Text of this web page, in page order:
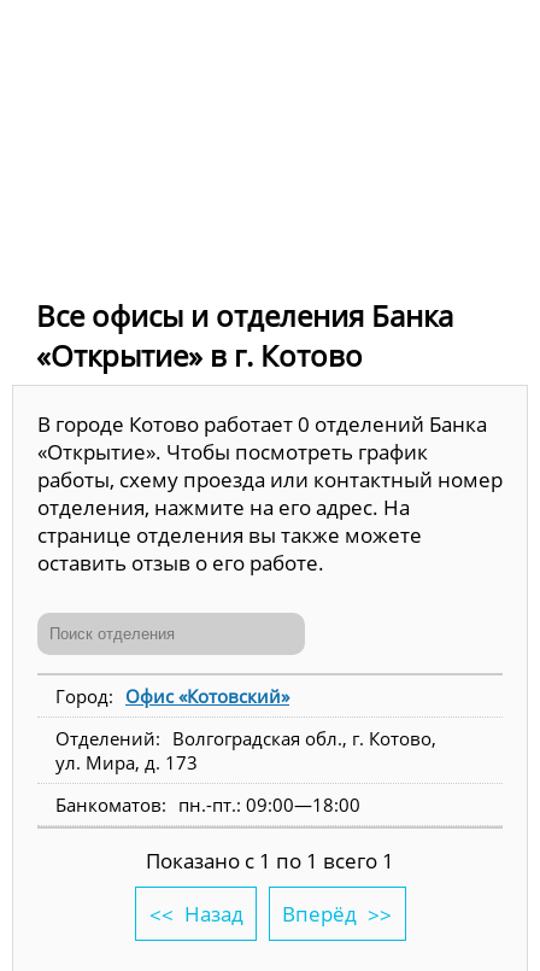
Все офисы и отделения Банка
«Открытие» в г. Котово
В городе Котово работает 0 отделений Банка
«Открытие». Чтобы посмотреть график
работы, схему проезда или контактный номер
отделения, нажмите на его адрес. На
странице отделения вы также можете
оставить отзыв о его работе.
Офис «Котовский»
Волгоградская обл., г. Котово,
ул. Мира, д. 173
пн.-пт.: 09:00—18:00
Показано с 1 по 1 всего 1
Назад
Вперёд